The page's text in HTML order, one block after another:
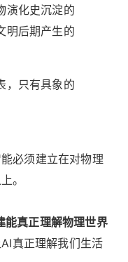
演化史沉淀的
明后期产生的
，只有具象的
必须建立在对物理
。
能真正理解物理世界
真正理解我们生活